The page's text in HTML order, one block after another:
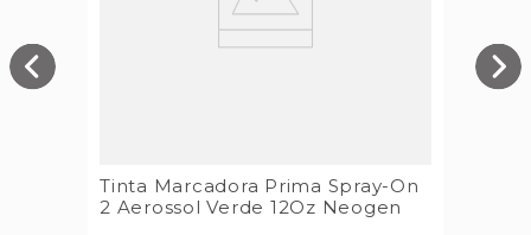
Tinta Marcadora Prima Spray-On
2 Aerossol Verde 12Oz Neogen